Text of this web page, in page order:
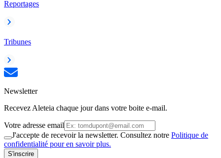
Reportages
Tribunes
Newsletter
Recevez Aleteia chaque jour dans votre boite e-mail.
Votre adresse email
J'accepte de recevoir la newsletter. Consultez notre Politique de
confidentialité pour en savoir plus.
S'inscrire